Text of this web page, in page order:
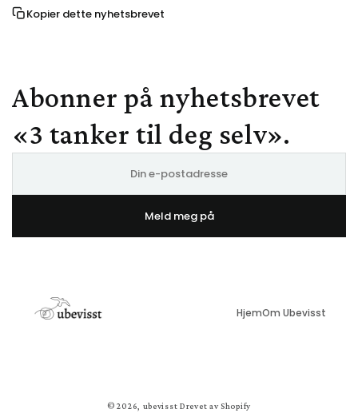
Kopier dette nyhetsbrevet
Abonner på nyhetsbrevet
«3 tanker til deg selv».
Meld meg på
HjemOm Ubevisst
© 2026, ubevisst Drevet av Shopify